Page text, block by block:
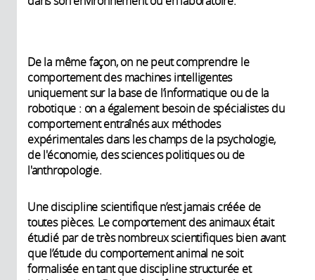
De la même façon, on ne peut comprendre le
comportement des machines intelligentes
uniquement sur la base de l’informatique ou de la
robotique : on a également besoin de spécialistes du
comportement entraînés aux méthodes
expérimentales dans les champs de la psychologie,
de l'économie, des sciences politiques ou de
l'anthropologie.
Une discipline scientifique n’est jamais créée de
toutes pièces. Le comportement des animaux était
étudié par de très nombreux scientifiques bien avant
que l’étude du comportement animal ne soit
formalisée en tant que discipline structurée et